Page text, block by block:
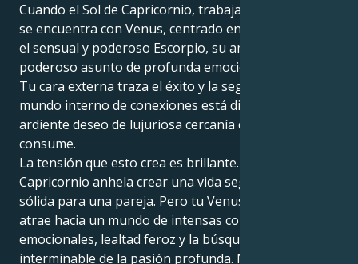
Cuando el Sol de Capricornio, trabajador y centrado,
se encuentra con Venus, centrado en el corazón, en
el sensual y poderoso Escorpio, su amor es un
poderoso asunto de profunda emoción y devoción.
Tu cara externa traza el éxito y la seguridad, pero tu
mundo interno de conexiones está dirigido por un
ardiente deseo de lujuriosa cercanía que todo lo
consume.
La tensión que esto crea es brillante. Tu Sol de
Capricornio anhela crear una vida segura y una base
sólida para una pareja. Pero tu Venus en Escorpio te
atrae hacia un mundo de intensas conexiones
emocionales, lealtad feroz y la búsqueda
interminable de la pasión profunda. No sólo puedes